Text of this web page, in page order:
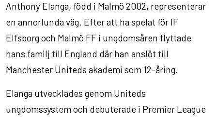
Anthony Elanga, född i Malmö 2002, representerar
en annorlunda väg. Efter att ha spelat för IF
Elfsborg och Malmö FF i ungdomsåren flyttade
hans familj till England där han anslöt till
Manchester Uniteds akademi som 12-åring.
Elanga utvecklades genom Uniteds
ungdomssystem och debuterade i Premier League